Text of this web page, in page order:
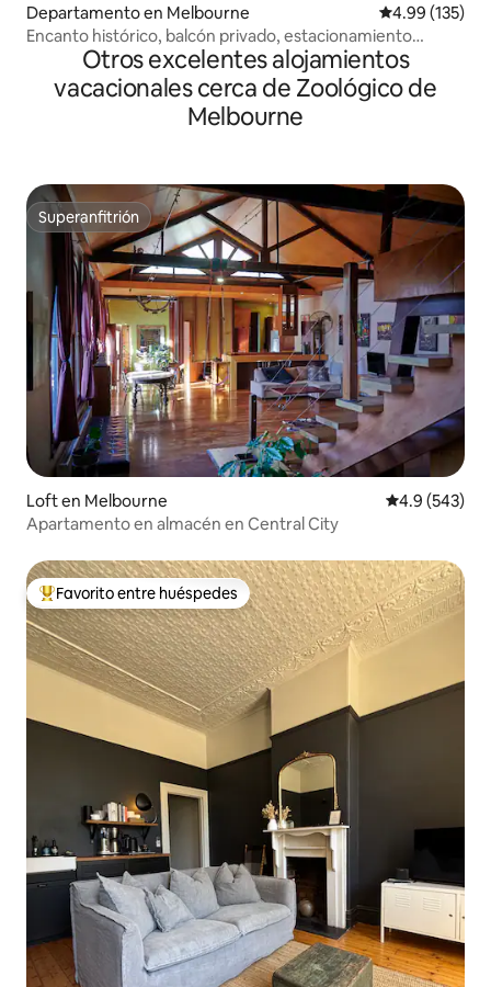
Departamento en Melbourne Calificación
4.99 (135)
Encanto histórico, balcón privado, estacionamiento
gratuitoOtros excelentes alojamientos
vacacionales cerca de Zoológico de
Melbourne
Superanfitrión
Superanfitrión
Loft en Melbourne Calificación
4.9 (543)
Apartamento en almacén en Central City
De los mejores en Favorito entre huéspedes
Favorito entre huéspedes